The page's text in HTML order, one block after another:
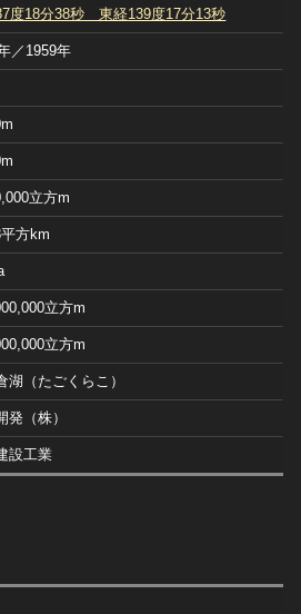
度18分38秒 東経139度17分13秒
／1959年
立方m
方km
立方m
立方m
湖（たごくらこ）
発（株）
設工業